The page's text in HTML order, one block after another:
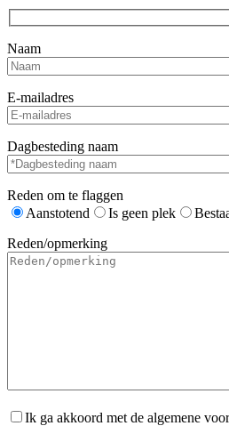
Naam
E-mailadres
Dagbesteding naam
Reden om te flaggen
Aanstotend
Is geen plek
Reden/opmerking
Ik ga akkoord met de algemene